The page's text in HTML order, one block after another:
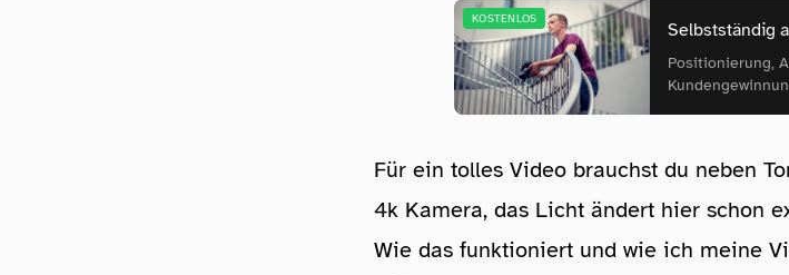
KOSTENLOS
Selbstständig
Positionierung,
Für ein tolles Video brauchst du neben
4k Kamera, das Licht ändert hier schon
Wie das funktioniert und wie ich meine